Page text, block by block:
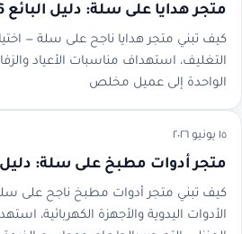
متجر هدايا على سلة: دليل البائع 2026
كيف تبني متجر هدايا ناجح على سلة —
التغليف، استهداف مناسبات الأعياد
الواحدة إلى عميل مخلص
١٥ يونيو ٢٠٢٦
متجر أدوات مطبخ على سلة: دليل
كيف تبني متجر أدوات مطبخ ناجح على
الأدوات اليدوية والأجهزة الكهربائية،